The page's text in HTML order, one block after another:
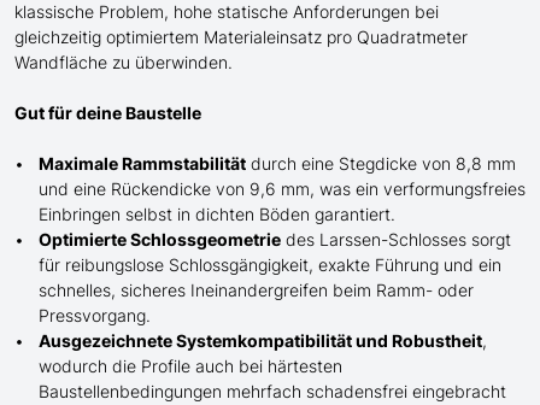
klassische Problem, hohe statische Anforderungen bei
gleichzeitig optimiertem Materialeinsatz pro Quadratmeter
Wandfläche zu überwinden.
Gut für deine Baustelle
Maximale Rammstabilität durch eine Stegdicke von 8,8 mm
und eine Rückendicke von 9,6 mm, was ein verformungsfreies
Einbringen selbst in dichten Böden garantiert.
Optimierte Schlossgeometrie des Larssen-Schlosses sorgt
für reibungslose Schlossgängigkeit, exakte Führung und ein
schnelles, sicheres Ineinandergreifen beim Ramm- oder
Pressvorgang.
Ausgezeichnete Systemkompatibilität und Robustheit,
wodurch die Profile auch bei härtesten
Baustellenbedingungen mehrfach schadensfrei eingebracht